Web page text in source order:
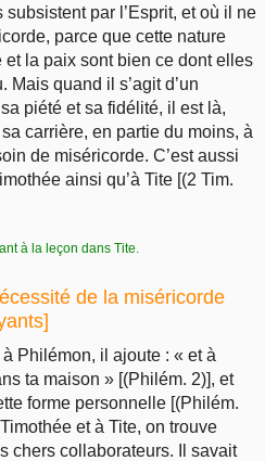
par l’Esprit, et où il ne
parce que cette nature
la paix sont bien ce dont elles
quand il s’agit d’un
piété et sa fidélité, il est là,
carrière, en partie du moins, à
de miséricorde. C’est aussi
ainsi qu’à Tite [(2 Tim.
à la leçon dans Tite.
de la miséricorde
Philémon, il ajoute : « et à
ta maison » [(Philém. 2)], et
forme personnelle [(Philém.
et à Tite, on trouve
chers collaborateurs. Il savait